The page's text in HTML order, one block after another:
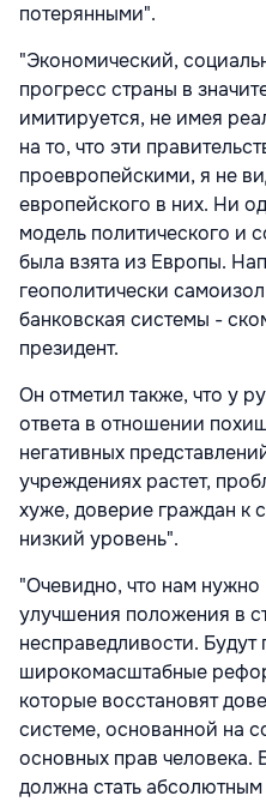
потерянными".
"Экономический,
прогресс страны в
имитируется, не имея
на то, что эти
проевропейскими, я не
европейского в них. Ни
модель политического и
была взята из Европы.
геополитически
банковская системы -
президент.
Он отметил также, что у
ответа в отношении
негативных
учреждениях растет,
хуже, доверие граждан к
низкий уровень".
"Очевидно, что нам
улучшения положения в
несправедливости. Будут
широкомасштабные
которые восстановят
системе, основанной на
основных прав человека.
должна стать